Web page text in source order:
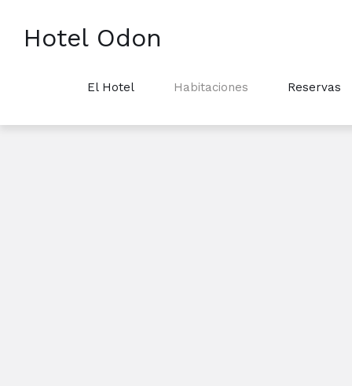
Hotel Odon
El Hotel Habitaciones Reservas